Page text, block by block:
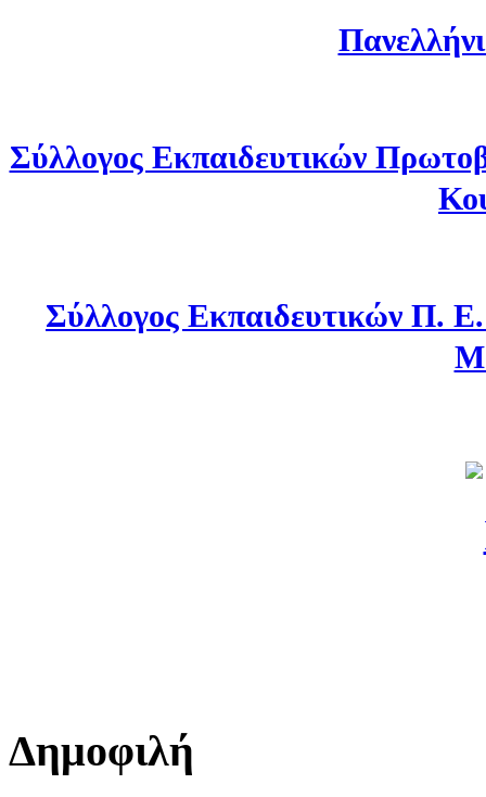
Σύλλογος Εκπαιδευτικών
Σύλλογος Εκπαιδευτικών Π.
Δημοφιλή